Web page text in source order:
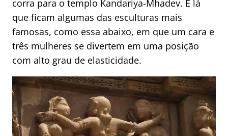
corra para o templo Kandariya-Mhadev. É lá
que ficam algumas das esculturas mais
famosas, como essa abaixo, em que um cara e
três mulheres se divertem em uma posição
com alto grau de elasticidade.